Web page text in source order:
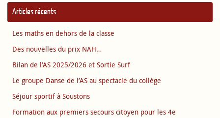
Articles récents
Les maths en dehors de la classe
Des nouvelles du prix NAH…
Bilan de l’AS 2025/2026 et Sortie Surf
Le groupe Danse de l’AS au spectacle du collège
Séjour sportif à Soustons
Formation aux premiers secours citoyen pour les 4e